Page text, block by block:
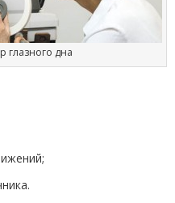
глазного дна